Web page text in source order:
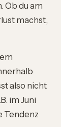
Ob du am
machst,
also nicht
im Juni
Tendenz